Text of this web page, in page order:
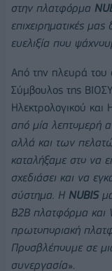
στην πλατφόρμα
επιχειρηματικές
ευελιξία που
Από την πλευρά του
Σύμβουλος της
Ηλεκτρολογικού και
από μία λεπτομερή
αλλά και των
καταλήξαμε στο να
σχεδιάσει και να
σύστημα. Η NUBIS
Β2Β πλατφόρμα και
πρωτοποριακή
Προσβλέπουμε σε
συνεργασία».